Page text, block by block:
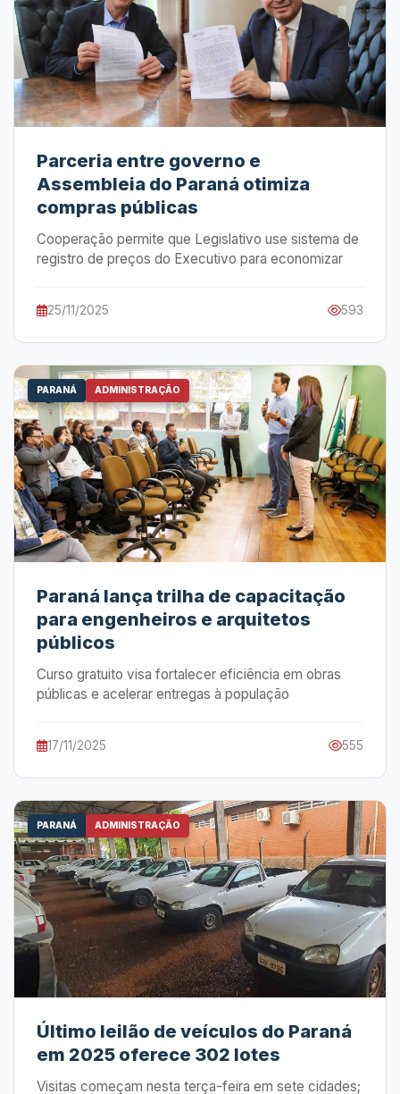
Parceria entre governo e
Assembleia do Paraná otimiza
compras públicas
Cooperação permite que Legislativo use sistema de
registro de preços do Executivo para economizar
25/11/2025 593
PARANÁ ADMINISTRAÇÃO
Paraná lança trilha de capacitação
para engenheiros e arquitetos
públicos
Curso gratuito visa fortalecer eficiência em obras
públicas e acelerar entregas à população
17/11/2025 555
PARANÁ ADMINISTRAÇÃO
Último leilão de veículos do Paraná
em 2025 oferece 302 lotes
Visitas começam nesta terça-feira em sete cidades;